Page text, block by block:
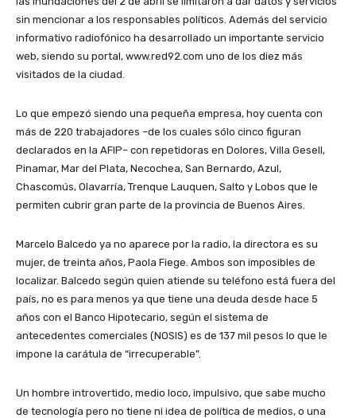
sin mencionar a los responsables políticos. Además del servicio
informativo radiofónico ha desarrollado un importante servicio
web, siendo su portal, www.red92.com uno de los diez más
visitados de la ciudad.
Lo que empezó siendo una pequeña empresa, hoy cuenta con
más de 220 trabajadores –de los cuales sólo cinco figuran
declarados en la AFIP– con repetidoras en Dolores, Villa Gesell,
Pinamar, Mar del Plata, Necochea, San Bernardo, Azul,
Chascomús, Olavarría, Trenque Lauquen, Salto y Lobos que le
permiten cubrir gran parte de la provincia de Buenos Aires.
Marcelo Balcedo ya no aparece por la radio, la directora es su
mujer, de treinta años, Paola Fiege. Ambos son imposibles de
localizar. Balcedo según quien atiende su teléfono está fuera del
país, no es para menos ya que tiene una deuda desde hace 5
años con el Banco Hipotecario, según el sistema de
antecedentes comerciales (NOSIS) es de 137 mil pesos lo que le
impone la carátula de “irrecuperable”.
Un hombre introvertido, medio loco, impulsivo, que sabe mucho
de tecnología pero no tiene ni idea de política de medios, o una